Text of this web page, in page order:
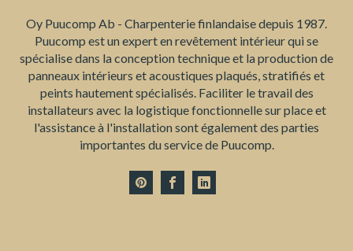
Oy Puucomp Ab - Charpenterie finlandaise depuis 1987.
Puucomp est un expert en revêtement intérieur qui se
spécialise dans la conception technique et la production de
panneaux intérieurs et acoustiques plaqués, stratifiés et
peints hautement spécialisés. Faciliter le travail des
installateurs avec la logistique fonctionnelle sur place et
l'assistance à l'installation sont également des parties
importantes du service de Puucomp.